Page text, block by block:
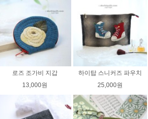
로즈 조가비 지갑
13,000원
하이탑 스니커즈 파우치
25,000원